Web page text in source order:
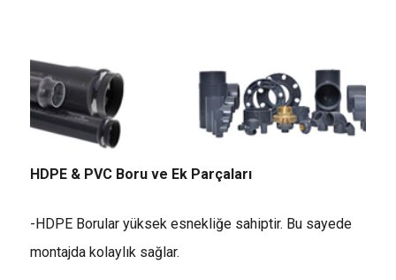
HDPE & PVC Boru ve Ek Parçaları
-HDPE Borular yüksek esnekliğe sahiptir. Bu sayede
montajda kolaylık sağlar.